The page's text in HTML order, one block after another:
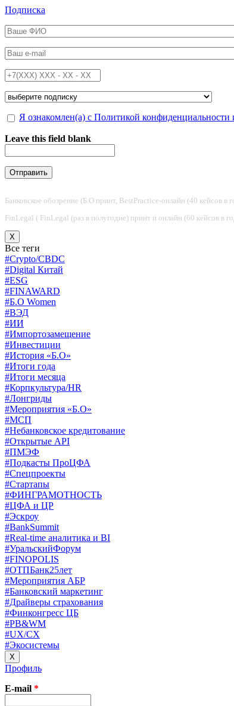
Перейти к основному содержанию
Подписка
ФИО*
Email*
Телефон*
Подписка на*
Обработка персональных данных*
Я ознакомлен(а) с Политикой
Leave this field blank
Банковское обозрение (Б.О принт, BestPractice-онлайн (40 кейсов в
FinLegal ( FinLegal (раз в полугодие) принт и онлайн (60 кейсов в
X
Все теги
#Crypto/CBDC
#Digital Китай
#ESG
#FINAWARD
#Б.О Women
#ВЭД
#ИИ
#Импортозамещение
#Инвестиции
#История «Б.О»
#Итоги года
#Итоги месяца
#Корпкультура/HR
#Лонгриды
#Мероприятия «Б.О»
#МСП
#Небанковское кредитование
#Открытые API
#ПМЭФ
#Подкасты ПроЦФА
#Спецпроекты
#Стартапы
#ФИНГРАМОТНОСТЬ
#ЦФА и ЦР
#Эскроу
#BankSummit
#Real-time аналитика и BI
#УральскийФорум
#FINOPOLIS
#ОТПБанк25лет
#Мероприятия АБР
#Банковский маркетинг
#Драйверы страхования
#Финконгресс ЦБ
#PB&WM
#UX/CX
#Экосистемы
X
Профиль
E-mail *